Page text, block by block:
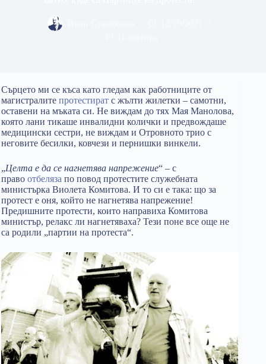
Сърцето ми се къса като гледам как работниците от
магистралите протестират с жълти жилетки – самотни,
оставени на мъката си. Не виждам до тях Мая Манолова,
която лани тикаше инвалидни колички и предвождаше
медицински сестри, не виждам и Отровното трио с
неговите бесилки, ковчези и пернишки винкели.
„Целта е да се нагнетява напрежение“ – с
право отбеляза по повод протестите служебната
министърка Виолета Комитова. И то си е така: що за
протест е оня, който не нагнетява напрежение!
Предишните протести, които направиха Комитова
министър, релакс ли нагнетяваха? Тези поне все още не
са родили „партии на протеста“.